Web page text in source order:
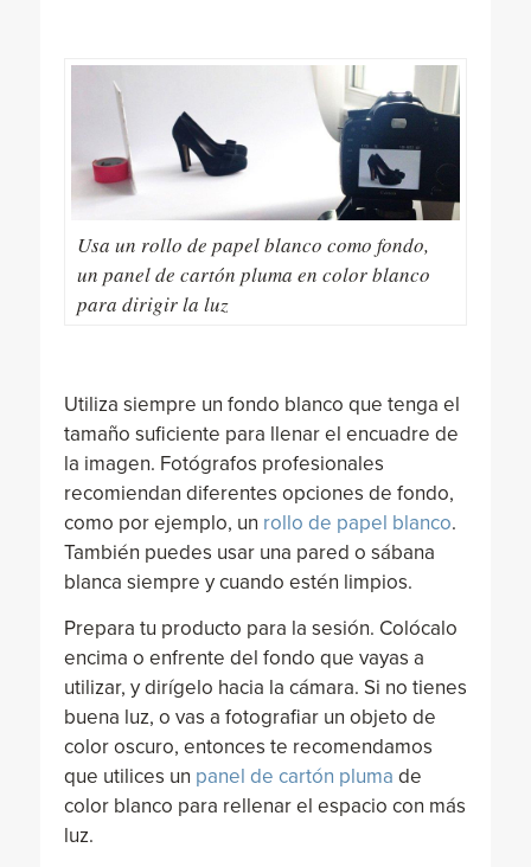
Usa un rollo de papel blanco como fondo,
un panel de cartón pluma en color blanco
para dirigir la luz
Utiliza siempre un fondo blanco que tenga el
tamaño suficiente para llenar el encuadre de
la imagen. Fotógrafos profesionales
recomiendan diferentes opciones de fondo,
como por ejemplo, un rollo de papel blanco.
También puedes usar una pared o sábana
blanca siempre y cuando estén limpios.
Prepara tu producto para la sesión. Colócalo
encima o enfrente del fondo que vayas a
utilizar, y dirígelo hacia la cámara. Si no tienes
buena luz, o vas a fotografiar un objeto de
color oscuro, entonces te recomendamos
que utilices un panel de cartón pluma de
color blanco para rellenar el espacio con más
luz.